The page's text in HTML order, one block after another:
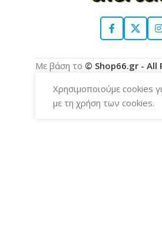
Με βάση το © Shop66.gr - All
Χρησιμοποιούμε cookies
με τη χρήση των cookies.